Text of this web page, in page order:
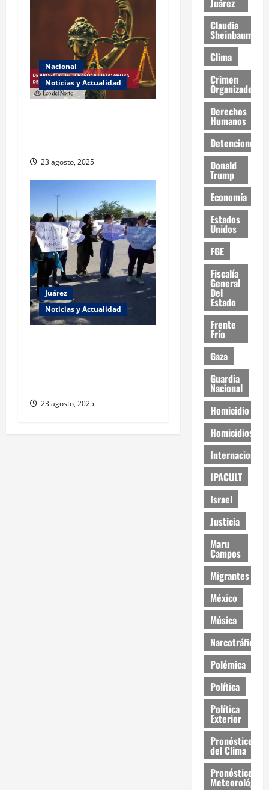
Nacional
Noticias y Actualidad
23 agosto, 2025
Juárez
Noticias y Actualidad
23 agosto, 2025
Juárez
Claudia
Sheinbaum
Clima
Crimen
Organizado
Derechos
Humanos
Detenciones
Donald
Trump
Economía
Estados
Unidos
FGE
Fiscalía
General
Del
Estado
Frente
Frío
Gaza
Guardia
Nacional
Homicidio
Homicidios
Internacional
IPACULT
Israel
Justicia
Maru
Campos
Migrantes
México
Música
Narcotráfico
Polémica
Política
Política
Exterior
Pronóstico
del Clima
Pronóstico
Meteorológico